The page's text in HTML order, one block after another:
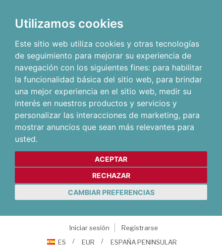
Utilizamos cookies
Este sitio web utiliza cookies y otras tecnologías
de seguimiento para mejorar su experiencia de
navegación con los siguientes fines: para habilitar
la funcionalidad básica del sitio web, para brindar
una mejor experiencia en el sitio web, medir su
interés en nuestros productos y servicios y
personalizar las interacciones de marketing, para
mostrar anuncios que sean más relevantes para
usted.
ACEPTAR
RECHAZAR
CAMBIAR PREFERENCIAS
Iniciar sesión
Registrarse
ES
EUR ESPAÑA PENINSULAR